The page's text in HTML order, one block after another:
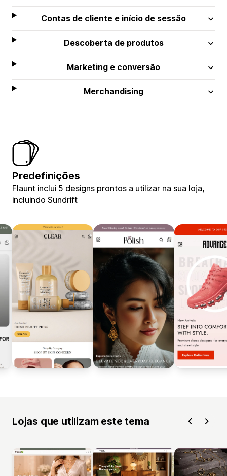
Contas de cliente e início de sessão
Descoberta de produtos
Marketing e conversão
Merchandising
Predefinições
Flaunt inclui 5 designs prontos a utilizar na sua loja,
incluindo Sundrift
Lojas que utilizam este tema